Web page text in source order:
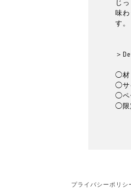
じ
味
す。
＞
◯
◯サ
◯ペ
◯限
プライバシーポリシ